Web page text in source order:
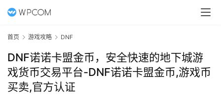
首页 游戏攻略 DNF
DNF诺诺卡盟金币，安全快速的地下城游
戏货币交易平台-DNF诺诺卡盟金币,游戏币
买卖,官方认证